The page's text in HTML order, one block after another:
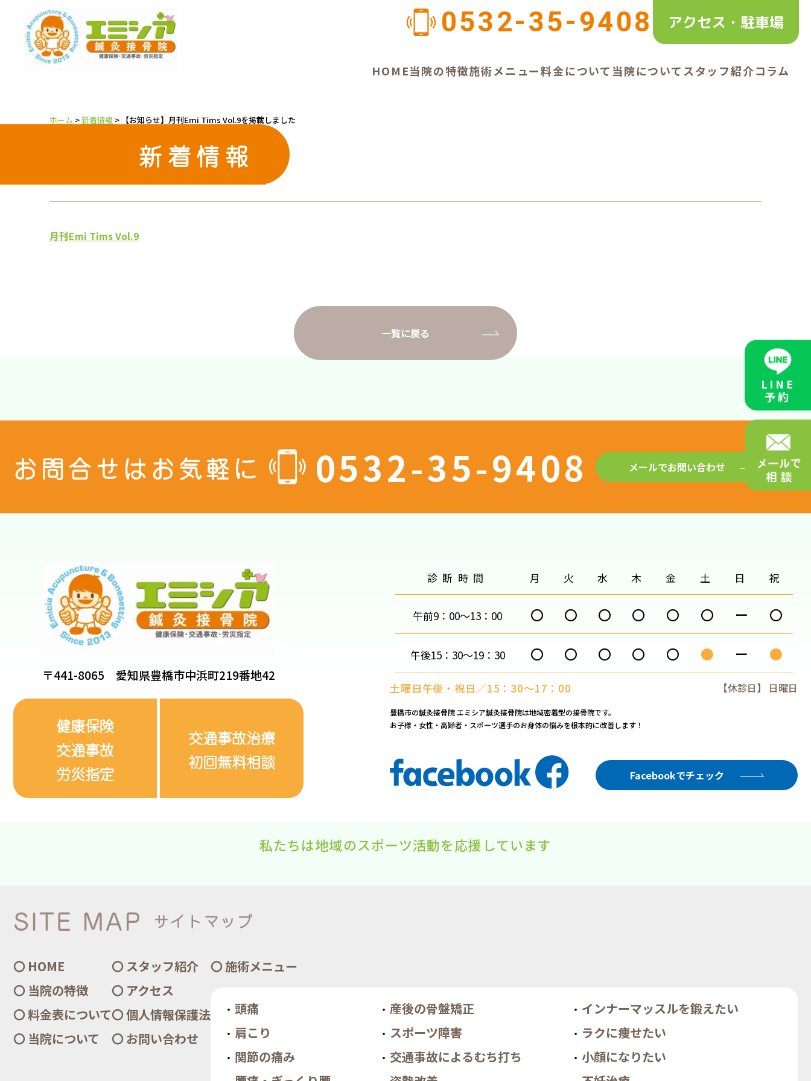
LINE
予約
0532-35-9408 アクセス・駐車場
HOME当院の特徴施術メニュー料金について 当院についてスタッフ紹介コラム
新着情報
ホーム >新着情報 > 【お知らせ】月刊Emi Tims Vol.9を掲載しました
【お知らせ】月刊Emi Tims Vol.9を掲載しました
月刊Emi Tims Vol.9
一覧に戻る
お問合せはお気軽に 0532-35-9408 メールでお問い合わせ
〒441-8065 愛知県豊橋市中浜町219番地42
健康保険
交通事故
労災指定
交通事故治療
初回無料相談
診断時間 月 火 水 木 金 土 日 祝
午前9：00～13：00 〇 〇 〇 〇 〇 〇 ー 〇
午後15：30～19：30 〇 〇 〇 〇 〇 ● ー ●
土曜日午後・祝日／15：30～17：00 【休診日】 日曜日
豊橋市の鍼灸接骨院 エミシア鍼灸接骨院は地域密着型の接骨院です。
お子様・女性・高齢者・スポーツ選手のお身体の悩みを根本的に改善します！
Facebookでチェック
私たちは地域のスポーツ活動を応援しています
SITE MAP サイトマップ
HOME
当院の特徴
料金表について
当院について
スタッフ紹介
アクセス
個人情報保護法
お問い合わせ
施術メニュー
頭痛
肩こり
関節の痛み
産後の骨盤矯正
スポーツ障害
交通事故によるむち打ち
インナーマッスルを鍛えたい
ラクに痩せたい
小顔になりたい